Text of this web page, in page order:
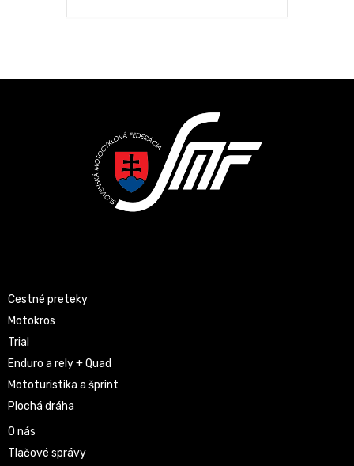
Cestné preteky
Motokros
Trial
Enduro a rely + Quad
Mototuristika a šprint
Plochá dráha
O nás
Tlačové správy